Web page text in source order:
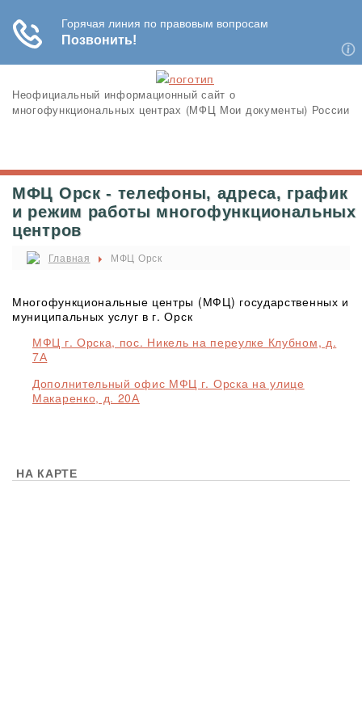
Неофициальный информационный сайт о
многофункциональных центрах (МФЦ Мои документы) России
МФЦ Орск - телефоны, адреса, график
и режим работы многофункциональных
центров
Главная МФЦ Орск
Многофункциональные центры (МФЦ) государственных и
муниципальных услуг в г. Орск
МФЦ г. Орска, пос. Никель на переулке Клубном, д.
7А
Дополнительный офис МФЦ г. Орска на улице
Макаренко, д. 20А
НА КАРТЕ